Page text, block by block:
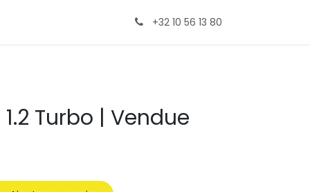
+32 10 56 13 80
Turbo | Vendue